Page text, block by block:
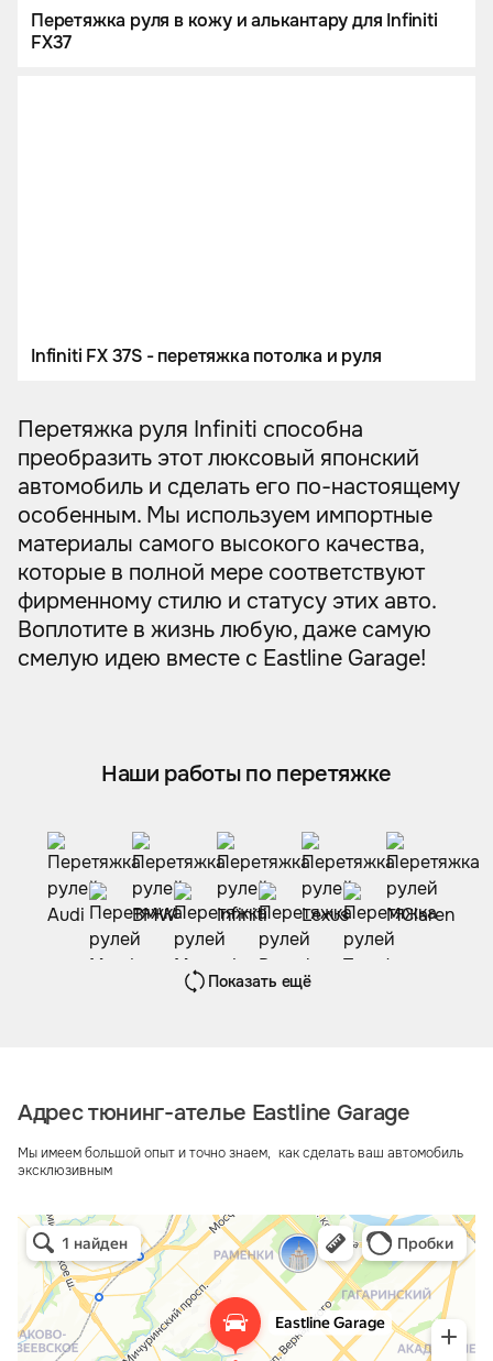
Перетяжка руля в кожу и алькантару для Infiniti
FX37
Infiniti FX 37S - перетяжка потолка и руля
Перетяжка руля Infiniti способна
преобразить этот люксовый японский
автомобиль и сделать его по-настоящему
особенным. Мы используем импортные
материалы самого высокого качества,
которые в полной мере соответствуют
фирменному стилю и статусу этих авто.
Воплотите в жизнь любую, даже самую
смелую идею вместе с Eastline Garage!
Наши работы по перетяжке
Показать ещё
Адрес тюнинг-ателье Eastline Garage
Мы имеем большой опыт и точно знаем, как сделать ваш автомобиль
эксклюзивным